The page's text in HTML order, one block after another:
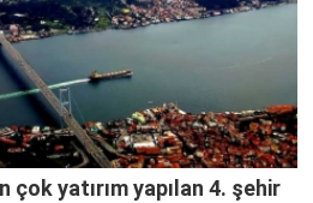
çok yatırım yapılan 4. şehir